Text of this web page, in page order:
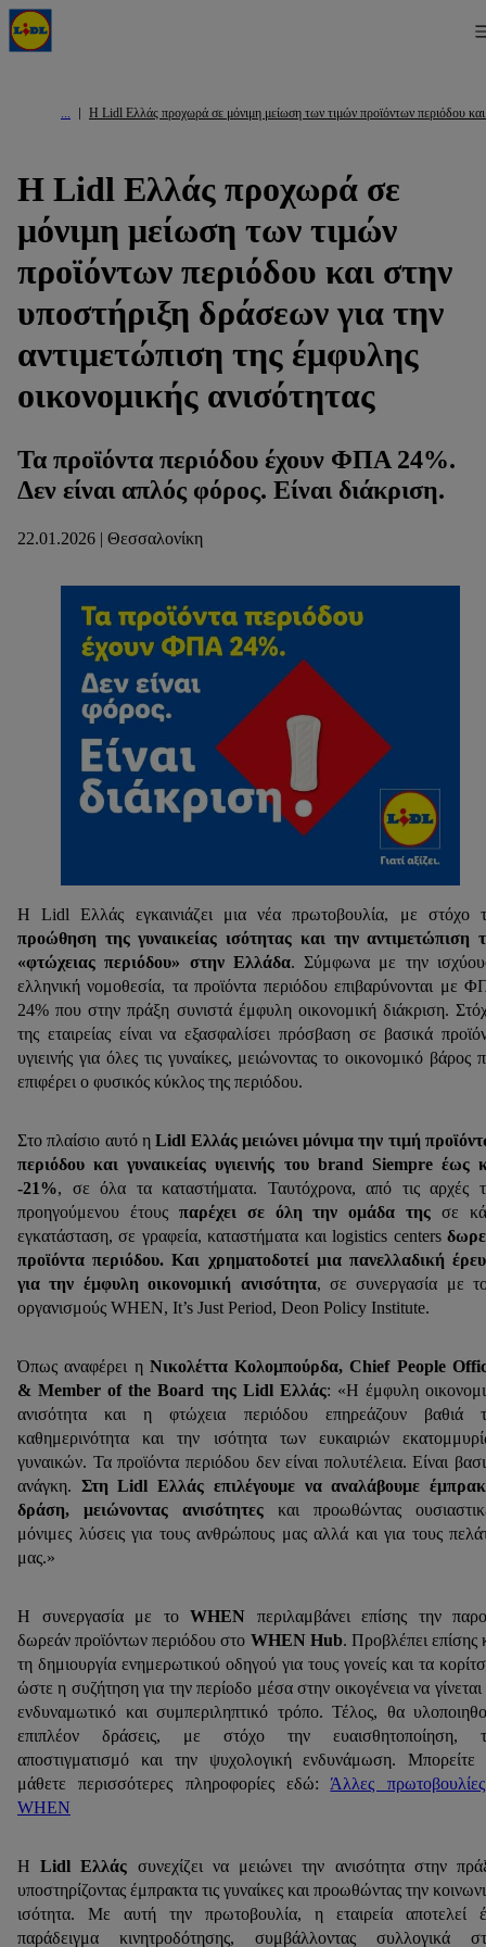
Η Lidl Ελλάς προχωρά σε μόνιμη μείωση των τιμών προϊόντων περιόδου και
Η Lidl Ελλάς προχωρά σε
μόνιμη μείωση των τιμών
προϊόντων περιόδου και στην
υποστήριξη δράσεων για την
αντιμετώπιση της έμφυλης
οικονομικής ανισότητας
Τα προϊόντα περιόδου έχουν ΦΠΑ 24%.
Δεν είναι απλός φόρος. Είναι διάκριση.
22.01.2026 | Θεσσαλονίκη
Η Lidl Ελλάς εγκαινιάζει μια νέα πρωτοβουλία, με στόχο
προώθηση της γυναικείας ισότητας και την αντιμετώπιση
«φτώχειας περιόδου» στην Ελλάδα. Σύμφωνα με την
ελληνική νομοθεσία, τα προϊόντα περιόδου επιβαρύνονται με
24% που στην πράξη συνιστά έμφυλη οικονομική διάκριση.
της εταιρείας είναι να εξασφαλίσει πρόσβαση σε βασικά
υγιεινής για όλες τις γυναίκες, μειώνοντας το οικονομικό βάρος
επιφέρει ο φυσικός κύκλος της περιόδου.
Στο πλαίσιο αυτό ηLidl Ελλάς μειώνει μόνιμα την τιμή
περιόδου και γυναικείας υγιεινής του brand Siempre έως
-21%, σε όλα τα καταστήματα. Ταυτόχρονα, από τις αρχές
προηγούμενου έτους παρέχει σε όλη την ομάδα της σε
εγκατάσταση, σε γραφεία, καταστήματα και logistics centers
προϊόντα περιόδου. Και χρηματοδοτεί μια πανελλαδική
για την έμφυλη οικονομική ανισότητα, σε συνεργασία με
οργανισμούς WHEN, It’s Just Period, Deon Policy Institute.
Όπως αναφέρει η Νικολέττα Κολομπούρδα, Chief People
& Member of the Board της Lidl Ελλάς: «Η έμφυλη
ανισότητα και η φτώχεια περιόδου επηρεάζουν βαθιά
καθημερινότητα και την ισότητα των ευκαιριών
γυναικών. Τα προϊόντα περιόδου δεν είναι πολυτέλεια. Είναι
ανάγκη. Στη Lidl Ελλάς επιλέγουμε να αναλάβουμε
δράση, μειώνοντας ανισότητες και προωθώντας
μόνιμες λύσεις για τους ανθρώπους μας αλλά και για τους
μας.»
Η συνεργασία με το WHEN περιλαμβάνει επίσης την
δωρεάν προϊόντων περιόδου στο WHEN Hub. Προβλέπει επίσης
τη δημιουργία ενημερωτικού οδηγού για τους γονείς και τα
ώστε η συζήτηση για την περίοδο μέσα στην οικογένεια να
ενδυναμωτικό και συμπεριληπτικό τρόπο. Τέλος, θα
επιπλέον δράσεις, με στόχο την ευαισθητοποίηση,
αποστιγματισμό και την ψυχολογική ενδυνάμωση. Μπορείτε
μάθετε περισσότερες πληροφορίες εδώ: Άλλες
WHEN
ΗLidl Ελλάς συνεχίζει να μειώνει την ανισότητα στην
υποστηρίζοντας έμπρακτα τις γυναίκες και προωθώντας την
ισότητα. Με αυτή την πρωτοβουλία, η εταιρεία αποτελεί
παράδειγμα κινητροδότησης, συμβάλλοντας συλλογικά